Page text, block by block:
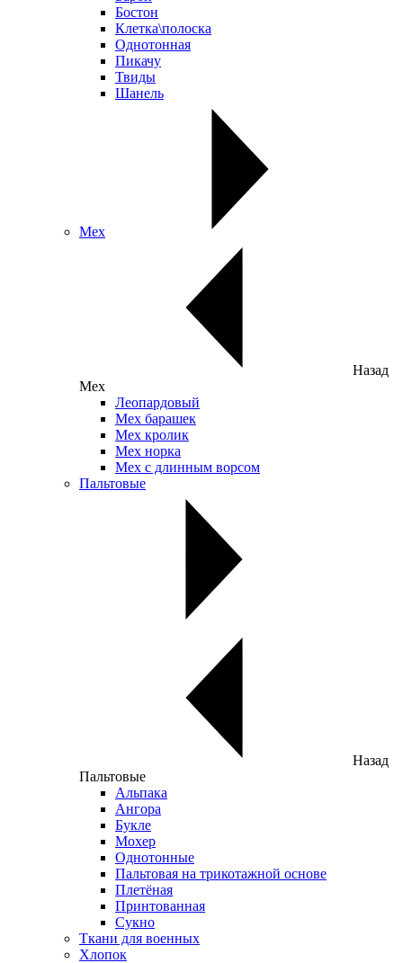
Бостон
Клетка\полоска
Однотонная
Пикачу
Твиды
Шанель
Мех
Назад
Мех
Леопардовый
Мех барашек
Мех кролик
Мех норка
Мех с длинным ворсом
Пальтовые
Назад
Пальтовые
Альпака
Ангора
Букле
Мохер
Однотонные
Пальтовая на трикотажной основе
Плетёная
Принтованная
Сукно
Ткани для военных
Хлопок